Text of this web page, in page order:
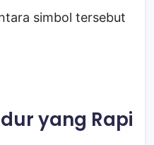
simbol tersebut
yang Rapi